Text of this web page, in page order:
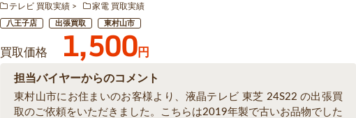
テレビ 買取実績 家電 買取実績
八王子店 出張買取 東村山市
買取価格 1,500円
担当バイヤーからのコメント
東村山市にお住まいのお客様より、液晶テレビ 東芝 24S22 の出張買
取のご依頼をいただきました。こちらは2019年製で古いお品物でした